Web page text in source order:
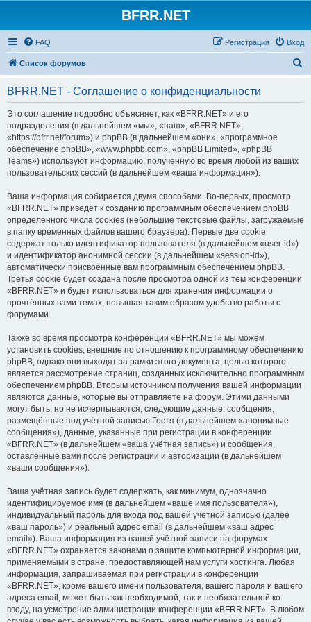
BFRR.NET
FAQ Вход
Регистрация
Список форумов
BFRR.NET - Соглашение о конфиденциальности
Это соглашение подробно объясняет, как «BFRR.NET» и его
подразделения (в дальнейшем «мы», «наш», «BFRR.NET»,
«https://bfrr.net/forum») и phpBB (в дальнейшем «они», «программное
обеспечение phpBB», «www.phpbb.com», «phpBB Limited», «phpBB
Teams») используют информацию, полученную во время любой из ваших
пользовательских сессий (в дальнейшем «ваша информация»).
Ваша информация собирается двумя способами. Во-первых, просмотр
«BFRR.NET» приведёт к созданию программным обеспечением phpBB
определённого числа cookies (небольшие текстовые файлы, загружаемые
в папку временных файлов вашего браузера). Первые две cookie
содержат только идентификатор пользователя (в дальнейшем «user-id»)
и идентификатор анонимной сессии (в дальнейшем «session-id»),
автоматически присвоенные вам программным обеспечением phpBB.
Третья cookie будет создана после просмотра одной из тем конференции
«BFRR.NET» и будет использоваться для хранения информации о
прочтённых вами темах, повышая таким образом удобство работы с
форумами.
Также во время просмотра конференции «BFRR.NET» мы можем
установить cookies, внешние по отношению к программному обеспечению
phpBB, однако они выходят за рамки этого документа, целью которого
является рассмотрение страниц, созданных исключительно программным
обеспечением phpBB. Вторым источником получения вашей информации
являются данные, которые вы отправляете на форум. Этими данными
могут быть, но не исчерпываются, следующие данные: сообщения,
размещённые под учётной записью Гостя (в дальнейшем «анонимные
сообщения»), данные, указанные при регистрации в конференции
«BFRR.NET» (в дальнейшем «ваша учётная запись») и сообщения,
оставленные вами после регистрации и авторизации (в дальнейшем
«ваши сообщения»).
Ваша учётная запись будет содержать, как минимум, однозначно
идентифицируемое имя (в дальнейшем «ваше имя пользователя»),
индивидуальный пароль для входа под вашей учётной записью (далее
«ваш пароль») и реальный адрес email (в дальнейшем «ваш адрес
email»). Ваша информация из вашей учётной записи на форумах
«BFRR.NET» охраняется законами о защите компьютерной информации,
применяемыми в стране, предоставляющей нам услуги хостинга. Любая
информация, запрашиваемая при регистрации в конференции
«BFRR.NET», кроме вашего имени пользователя, вашего пароля и вашего
адреса email, может быть как необходимой, так и необязательной ко
вводу, на усмотрение администрации конференции «BFRR.NET». В любом